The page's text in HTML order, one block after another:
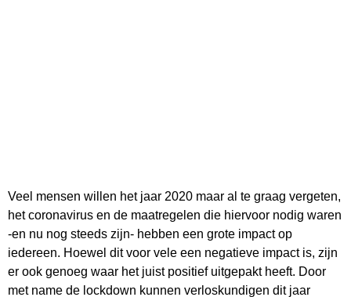
Veel mensen willen het jaar 2020 maar al te graag vergeten,
het coronavirus en de maatregelen die hiervoor nodig waren
-en nu nog steeds zijn- hebben een grote impact op
iedereen. Hoewel dit voor vele een negatieve impact is, zijn
er ook genoeg waar het juist positief uitgepakt heeft. Door
met name de lockdown kunnen verloskundigen dit jaar